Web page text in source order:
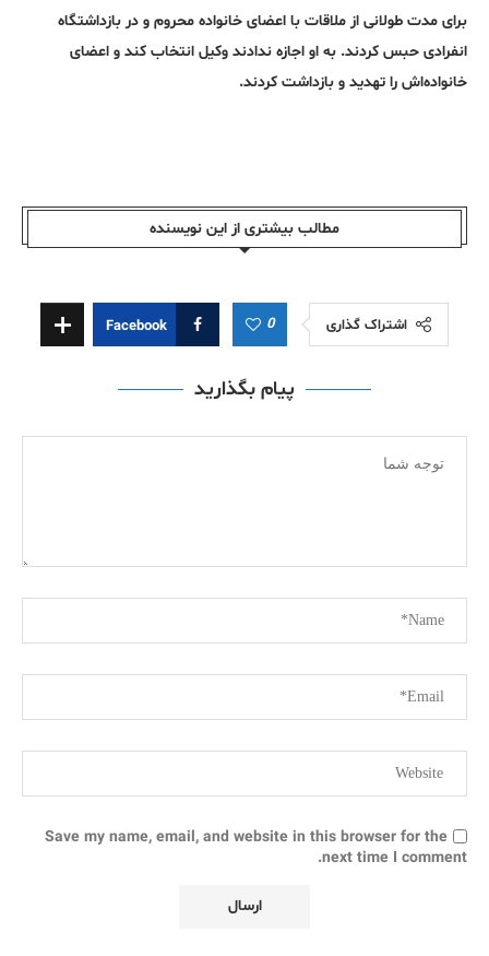
برای مدت طولانی از ملاقات با اعضای خانواده محروم و در بازداشتگاه
انفرادی حبس کردند. به او اجازه ندادند وکیل انتخاب کند و اعضای
خانواده‌اش را تهدید و بازداشت کردند.
مطالب بیشتری از این نویسندە
اشتراک گذاری 0
Facebook
پیام بگذارید
Save my name, email, and website in this browser for the
next time I comment.